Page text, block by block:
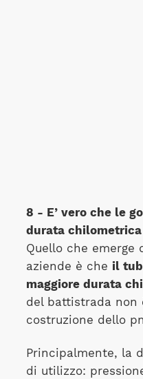
8 - E’ vero che le
durata chilometrica
Quello che emerge
aziende è che il
maggiore durata
del battistrada non
costruzione dello
Principalmente, la
di utilizzo: